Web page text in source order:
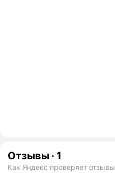
Отзывы · 1
Как Яндекс проверяет отзывы